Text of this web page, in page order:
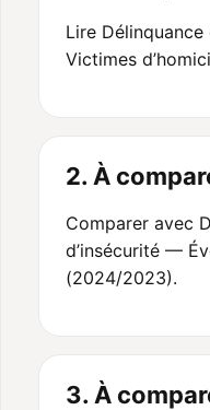
Lire
Victimes
2. À
Comparer avec
d’insécurité —
(2024/2023).
3. À